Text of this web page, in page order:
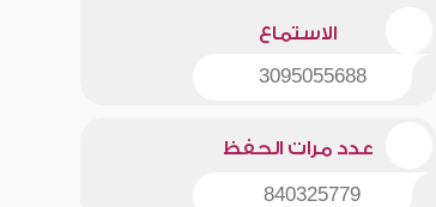
الاستماع
3095055688
عدد مرات الحفظ
840325779